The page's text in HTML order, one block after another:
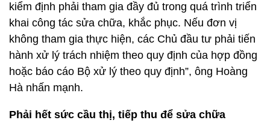
kiểm định phải tham gia đầy đủ trong quá trình triển
khai công tác sửa chữa, khắc phục. Nếu đơn vị
không tham gia thực hiện, các Chủ đầu tư phải tiến
hành xử lý trách nhiệm theo quy định của hợp đồng
hoặc báo cáo Bộ xử lý theo quy định”, ông Hoàng
Hà nhấn mạnh.
Phải hết sức cầu thị, tiếp thu để sửa chữa